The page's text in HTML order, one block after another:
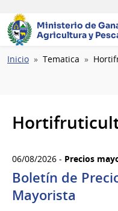
Ministerio de
Agricultura y
Ruta
Inicio Tematica
06/08/2026 - Precios
Boletín de
Mayorista